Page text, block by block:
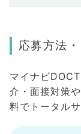
応募方法
マイナビ
介・面接対策
料でトータル